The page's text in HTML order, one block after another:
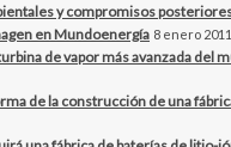
y compromisos
en Mundoenergía 8 enero 2011
de vapor más avanzada del